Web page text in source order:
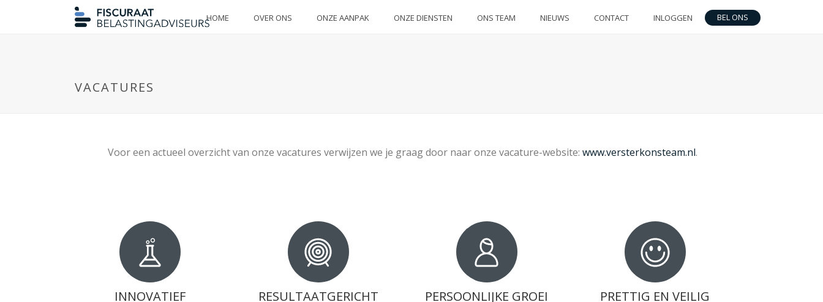
HOME OVER ONS ONZE AANPAK ONZE DIENSTEN ONS TEAM NIEUWS CONTACT INLOGGEN BEL ONS
VACATURES
Voor een actueel overzicht van onze vacatures verwijzen we je graag door naar onze vacature-website: www.versterkonsteam.nl.
INNOVATIEF RESULTAATGERICHT PERSOONLIJKE GROEI PRETTIG EN VEILIG